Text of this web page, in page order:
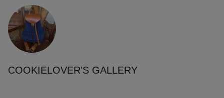
COOKIELOVER'S GALLERY